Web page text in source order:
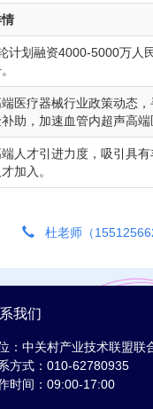
计划融资4000-5000万人
医疗器械行业政策动态
助，加速血管内超声高
人才引进力度，吸引具
加入。
杜老师（
我们
：中关村产业技术联盟联
方式：010-62780935
时间：09:00-17:00